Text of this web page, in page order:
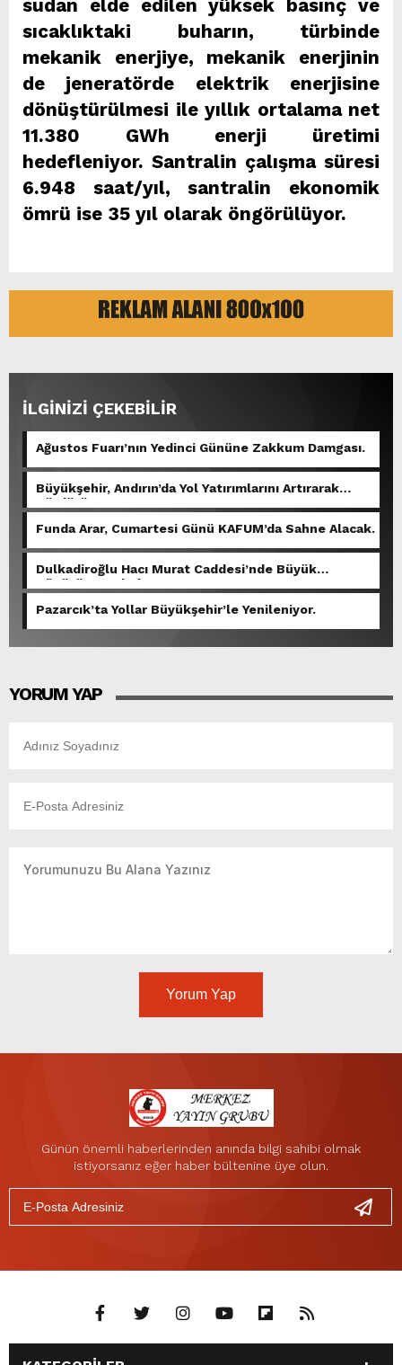
sudan elde edilen yüksek basınç ve
sıcaklıktaki buharın, türbinde
mekanik enerjiye, mekanik enerjinin
de jeneratörde elektrik enerjisine
dönüştürülmesi ile yıllık ortalama net
11.380 GWh enerji üretimi
hedefleniyor. Santralin çalışma süresi
6.948 saat/yıl, santralin ekonomik
ömrü ise 35 yıl olarak öngörülüyor.
İLGİNİZİ ÇEKEBİLİR
Ağustos Fuarı’nın Yedinci Gününe Zakkum Damgası.
Büyükşehir, Andırın’da Yol Yatırımlarını Artırarak
Sürdürüyor.
Funda Arar, Cumartesi Günü KAFUM’da Sahne Alacak.
Dulkadiroğlu Hacı Murat Caddesi’nde Büyük
Dönüşüm Başladı.
Pazarcık’ta Yollar Büyükşehir’le Yenileniyor.
YORUM YAP
Yorum Yap
Günün önemli haberlerinden anında bilgi sahibi olmak
istiyorsanız eğer haber bültenine üye olun.